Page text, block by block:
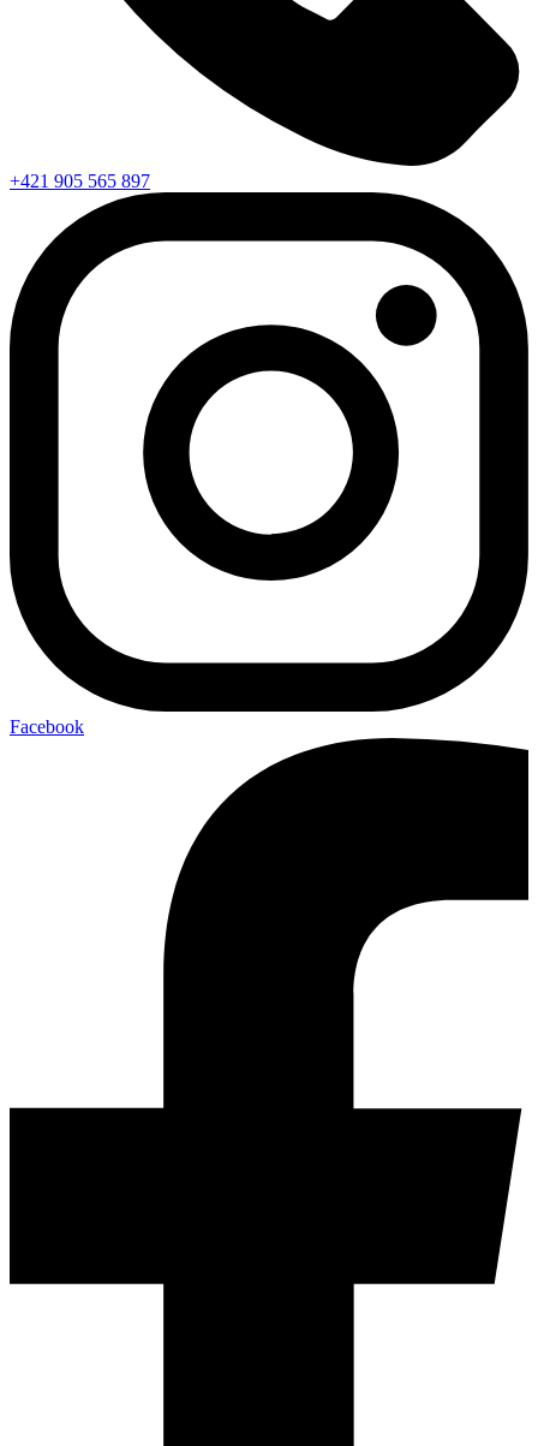
+421 905 565 897
Facebook